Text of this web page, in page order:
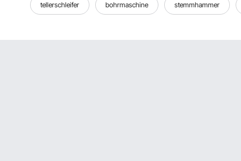
tellerschleifer bohrmaschine stemmhammer